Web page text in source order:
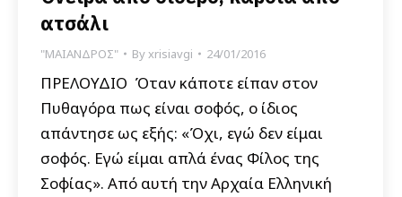
ατσάλι
"ΜΑΙΑΝΔΡΟΣ" Byxrisiavgi 24/01/2016
ΠΡΕΛΟΥΔΙΟ Όταν κάποτε είπαν στον
Πυθαγόρα πως είναι σοφός, ο ίδιος
απάντησε ως εξής: «Όχι, εγώ δεν είμαι
σοφός. Εγώ είμαι απλά ένας Φίλος της
Σοφίας». Από αυτή την Αρχαία Ελληνική